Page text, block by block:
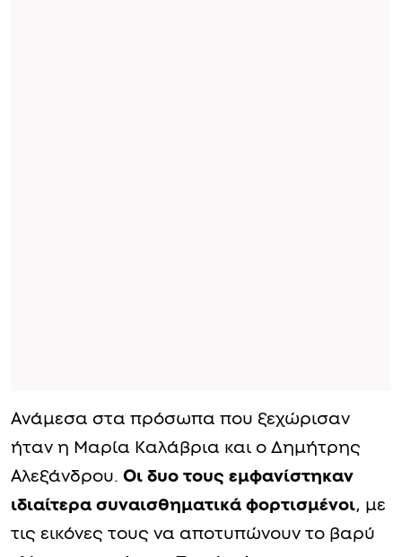
Ανάμεσα στα πρόσωπα που ξεχώρισαν
ήταν η Μαρία Καλάβρια και ο Δημήτρης
Αλεξάνδρου. Οι δυο τους εμφανίστηκαν
ιδιαίτερα συναισθηματικά φορτισμένοι, με
τις εικόνες τους να αποτυπώνουν το βαρύ